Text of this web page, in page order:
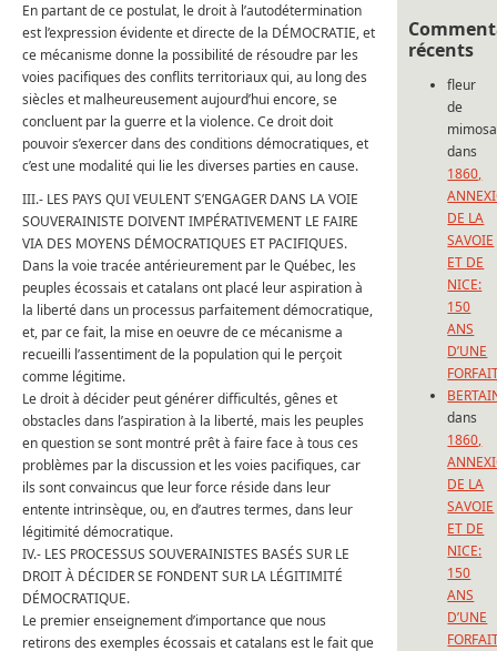
En partant de ce postulat, le droit à l’autodétermination
est l’expression évidente et directe de la DÉMOCRATIE, et
ce mécanisme donne la possibilité de résoudre par les
voies pacifiques des conflits territoriaux qui, au long des
siècles et malheureusement aujourd’hui encore, se
concluent par la guerre et la violence. Ce droit doit
pouvoir s’exercer dans des conditions démocratiques, et
c’est une modalité qui lie les diverses parties en cause.
III.- LES PAYS QUI VEULENT S’ENGAGER DANS LA VOIE
SOUVERAINISTE DOIVENT IMPÉRATIVEMENT LE FAIRE
VIA DES MOYENS DÉMOCRATIQUES ET PACIFIQUES.
Dans la voie tracée antérieurement par le Québec, les
peuples écossais et catalans ont placé leur aspiration à
la liberté dans un processus parfaitement démocratique,
et, par ce fait, la mise en oeuvre de ce mécanisme a
recueilli l’assentiment de la population qui le perçoit
comme légitime.
Le droit à décider peut générer difficultés, gênes et
obstacles dans l’aspiration à la liberté, mais les peuples
en question se sont montré prêt à faire face à tous ces
problèmes par la discussion et les voies pacifiques, car
ils sont convaincus que leur force réside dans leur
entente intrinsèque, ou, en d’autres termes, dans leur
légitimité démocratique.
IV.- LES PROCESSUS SOUVERAINISTES BASÉS SUR LE
DROIT À DÉCIDER SE FONDENT SUR LA LÉGITIMITÉ
DÉMOCRATIQUE.
Le premier enseignement d’importance que nous
retirons des exemples écossais et catalans est le fait que
récents
fleur
de
mimosa
dans
1860,
DE LA
SAVOIE
ET DE
NICE:
150
ANS
D’UNE
dans
1860,
DE LA
SAVOIE
ET DE
NICE:
150
ANS
D’UNE